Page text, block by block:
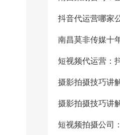
抖音代运营哪家
南昌莫非传媒十
短视频代运营：
摄影拍摄技巧讲
摄影拍摄技巧讲
短视频拍摄公司